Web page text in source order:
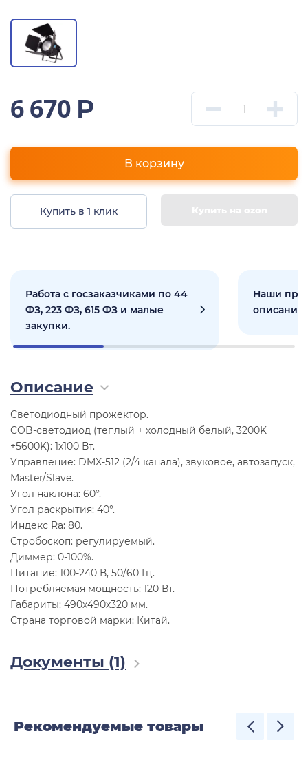
6 670 Р
В корзину
Купить в 1 клик Купить на ozon
Работа с госзаказчиками по 44
ФЗ, 223 ФЗ, 615 ФЗ и малые
закупки.
Наши
Описание
Светодиодный прожектор.
COB-светодиод (теплый + холодный белый, 3200K
+5600K): 1х100 Вт.
Управление: DMX-512 (2/4 канала), звуковое, автозапуск,
Master/Slave.
Угол наклона: 60°.
Угол раскрытия: 40°.
Индекс Ra: 80.
Стробоскоп: регулируемый.
Диммер: 0-100%.
Питание: 100-240 В, 50/60 Гц.
Потребляемая мощность: 120 Вт.
Габариты: 490х490х320 мм.
Страна торговой марки: Китай.
Документы (1)
Рекомендуемые товары